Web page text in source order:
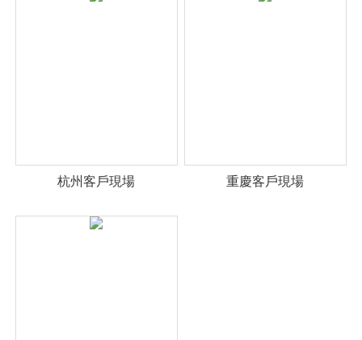
杭州客戶現場 重慶客戶現場